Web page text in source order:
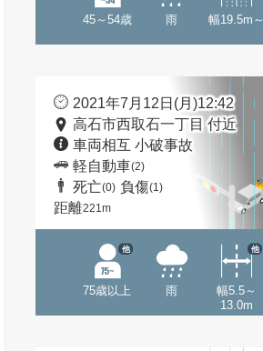
45～54歳 雨 幅19.5m～
2021年7月12日(月)12:42
高石市西取石一丁目 付近
車両相互 小破事故
軽自動車(2)
死亡(0) 負傷(1)
距離221m
75歳以上
他
雨
幅5.5～
13.0m
他